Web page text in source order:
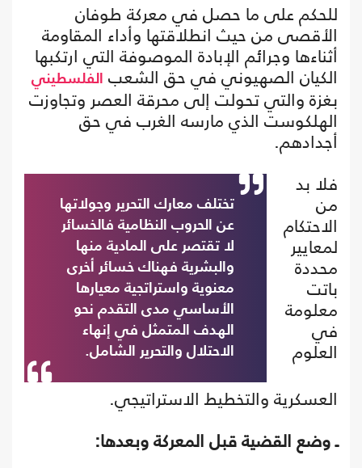
للحكم على ما حصل في معركة طوفان
الأقصى من حيث انطلاقتها وأداء المقاومة
أثناءها وجرائم الإبادة الموصوفة التي ارتكبها
الكيان الصهيوني في حق الشعب الفلسطيني
بغزة والتي تحولت إلى محرقة العصر وتجاوزت
الهلكوست الذي مارسه الغرب في حق
أجدادهم.
تختلف معارك التحرير وجولاتها
عن الحروب النظامية فالخسائر
لا تقتصر على المادية منها
والبشرية فهناك خسائر أخرى
معنوية واستراتجية معيارها
الأساسي مدى التقدم نحو
الهدف المتمثل في إنهاء
الاحتلال والتحرير الشامل.
فلا بد
من
الاحتكام
لمعايير
محددة
باتت
معلومة
في
العلوم
العسكرية والتخطيط الاستراتيجي.
ـ وضع القضية قبل المعركة وبعدها: